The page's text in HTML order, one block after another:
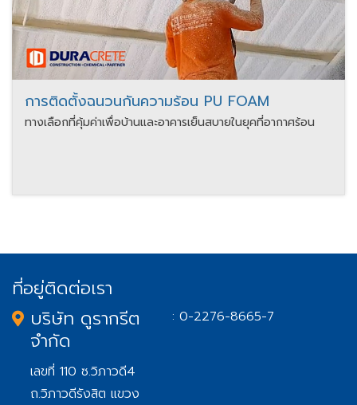
การติดตั้งฉนวนกันความร้อน PU FOAM
ทางเลือกที่คุ้มค่าเพื่อบ้านและอาคารเย็นสบายในยุคที่อากาศร้อน
ที่อยู่ติดต่อเรา
บริษัท ดูรากรีต
จำกัด
เลขที่ 110 ซ.วิภาวดี4
ถ.วิภาวดีรังสิต แขวง
: 0-2276-8665-7